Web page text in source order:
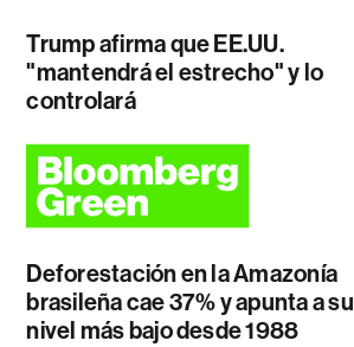
Trump afirma que EE.UU.
"mantendrá el estrecho" y lo
controlará
Deforestación en la Amazonía
brasileña cae 37% y apunta a su
nivel más bajo desde 1988